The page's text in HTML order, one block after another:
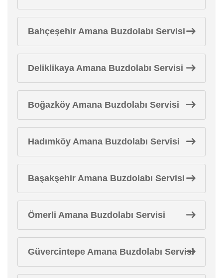
Bahçeşehir Amana Buzdolabı Servisi
Deliklikaya Amana Buzdolabı Servisi
Boğazköy Amana Buzdolabı Servisi
Hadımköy Amana Buzdolabı Servisi
Başakşehir Amana Buzdolabı Servisi
Ömerli Amana Buzdolabı Servisi
Güvercintepe Amana Buzdolabı Servisi